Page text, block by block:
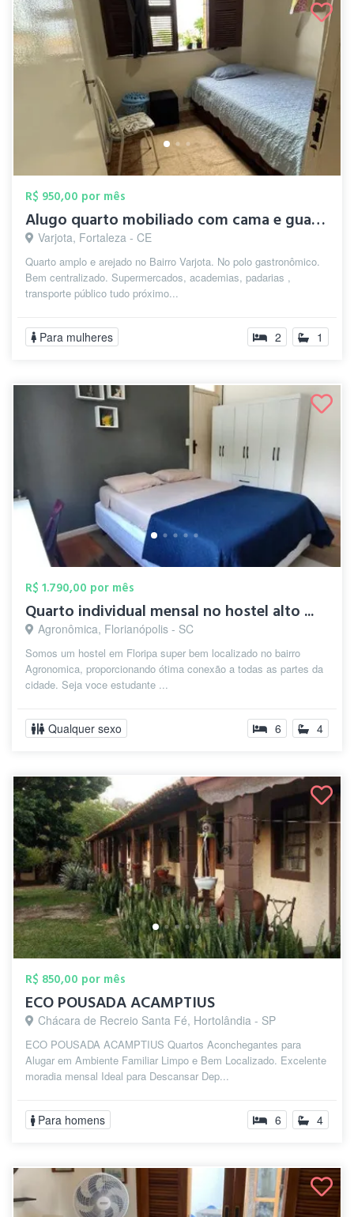
R$ 950,00 por mês
Alugo quarto mobiliado com cama e guarda...
Varjota, Fortaleza - CE
Quarto amplo e arejado no Bairro Varjota. No polo gastronômico.
Bem centralizado. Supermercados, academias, padarias ,
transporte público tudo próximo...
Para mulheres 2 1
R$ 1.790,00 por mês
Quarto individual mensal no hostel alto ...
Agronômica, Florianópolis - SC
Somos um hostel em Floripa super bem localizado no bairro
Agronomica, proporcionando ótima conexão a todas as partes da
cidade. Seja voce estudante ...
Qualquer sexo 6 4
R$ 850,00 por mês
ECO POUSADA ACAMPTIUS
Chácara de Recreio Santa Fé, Hortolândia - SP
ECO POUSADA ACAMPTIUS Quartos Aconchegantes para
Alugar em Ambiente Familiar Limpo e Bem Localizado. Excelente
moradia mensal Ideal para Descansar Dep...
Para homens 6 4